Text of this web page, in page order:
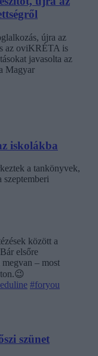
újra az
az oviKRÉTA is
javasolta az
Magyar
iskolákba
a tankönyvek,
szeptemberi
között a
elsőre
– most
#foryou
szünet